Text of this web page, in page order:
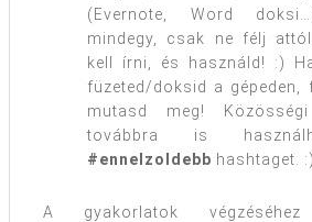
(Evernote, Word
mindegy, csak ne félj
kell írni, és használd! :)
füzeted/doksid a gépeden,
mutasd meg!
továbbra is
#ennelzoldebb hashtaget. :)
A gyakorlatok